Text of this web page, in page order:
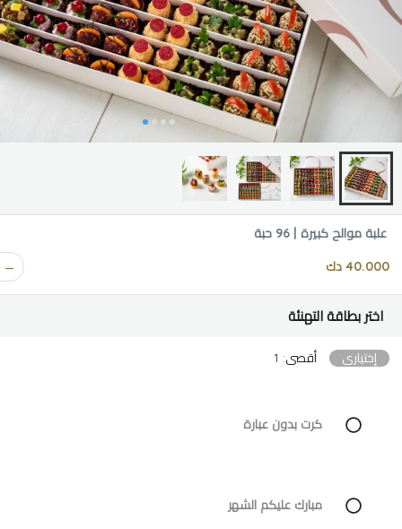
علبة موالح كبيرة | 96 حبة
40.000 دك
اختر بطاقة التهنئة
إختياري أقصى: 1
كرت بدون عبارة
مبارك عليكم الشهر